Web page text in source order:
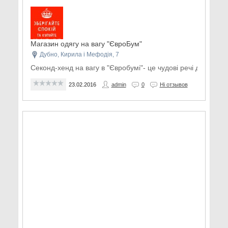
Магазин одягу на вагу "ЄвроБум"
Дубно, Кирила і Мефодія, 7
Секонд-хенд на вагу в "Євробумі"- це чудові речі для всієї
23.02.2016 admin 0 Ні отзывов